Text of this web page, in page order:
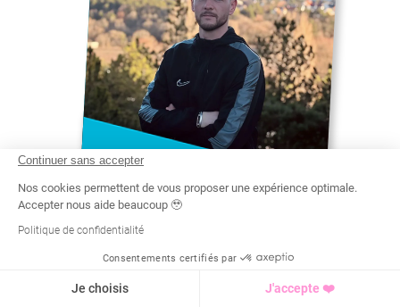
THOMAS
DEUG
# THOMAS COACH SPORTIF À
Thomas coach sportif à
Dijon, professeur d’EPS
spécialisé en HIIT sans
matériel. Séances
dynamiques à domicile pour
perte de poids, remise en
Continuer sans accepter
Nos cookies permettent de vous proposer une expérience optimale.
Accepter nous aide beaucoup 🥹
Politique de confidentialité
Consentements certifiés par
Je choisis J'accepte ❤️